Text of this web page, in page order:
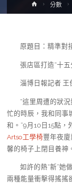
Home分數
原題目：精準對
張店區打造“十五
淄博日報記者 王
“這里周遭的狀
忙的時辰，我和同事
和。”9月10日15點
Artso工學椅豐年夜
馨的椅子上閉目養神
如許的熱“新”她
兩種能量衝擊得搖搖